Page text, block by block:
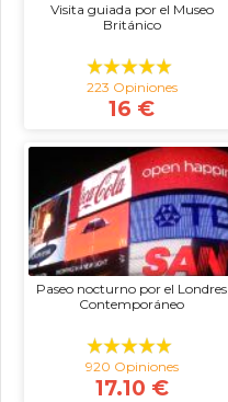
Visita guiada por el Museo
Británico
223 Opiniones
16 €
Paseo nocturno por el Londres
Contemporáneo
920 Opiniones
17.10 €